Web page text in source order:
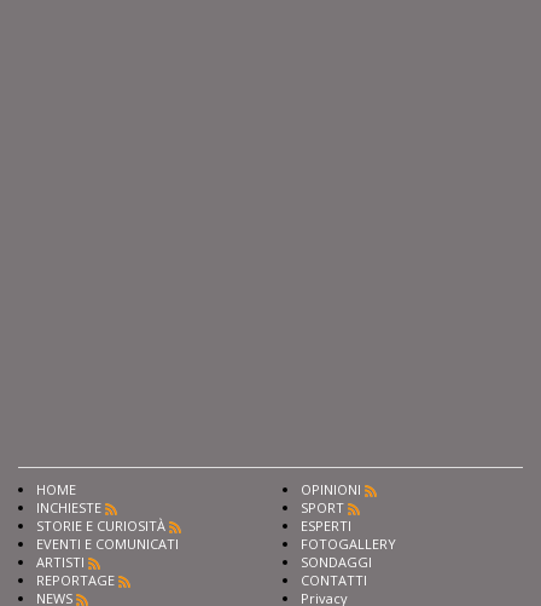
HOME
INCHIESTE
STORIE E CURIOSITÀ
EVENTI E COMUNICATI
ARTISTI
REPORTAGE
NEWS
OPINIONI
SPORT
ESPERTI
FOTOGALLERY
SONDAGGI
CONTATTI
Privacy